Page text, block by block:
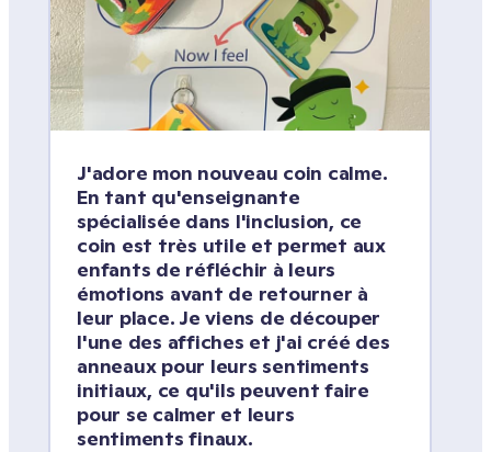
J'adore mon nouveau coin calme.
En tant qu'enseignante
spécialisée dans l'inclusion, ce
coin est très utile et permet aux
enfants de réfléchir à leurs
émotions avant de retourner à
leur place. Je viens de découper
l'une des affiches et j'ai créé des
anneaux pour leurs sentiments
initiaux, ce qu'ils peuvent faire
pour se calmer et leurs
sentiments finaux.